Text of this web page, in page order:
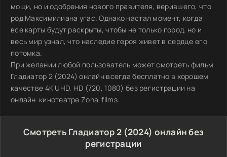
мощи, но и одобрения нового правителя, верившего, что
род Максимилиана угас. Однако настал момент, когда
все карты будут раскрыты, чтобы не только город, но и
весь мир узнал, что наследие героя живет в сердце его
потомка.
При желании любой пользователь может смотреть фильм
Гладиатор 2 (2024) онлайн всегда бесплатно в хорошем
качестве 4K UHD, HD (720, 1080) без регистрации на
онлайн-кинотеатре Zona-films.
Смотреть Гладиатор 2 (2024) онлайн без
регистрации